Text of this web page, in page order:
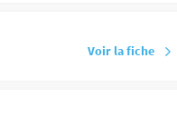
Voir la fiche